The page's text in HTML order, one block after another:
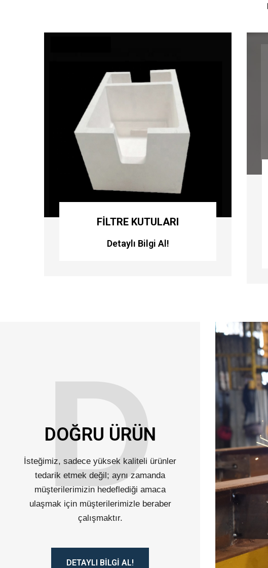
THIMBLES
Detaylı Bilgi Al!
D
DOĞRU ÜRÜN
İsteğimiz, sadece yüksek kaliteli ürünler
tedarik etmek değil; aynı zamanda
müşterilerimizin hedeflediği amaca
ulaşmak için müşterilerimizle beraber
çalışmaktır.
DETAYLI BILGI AL!